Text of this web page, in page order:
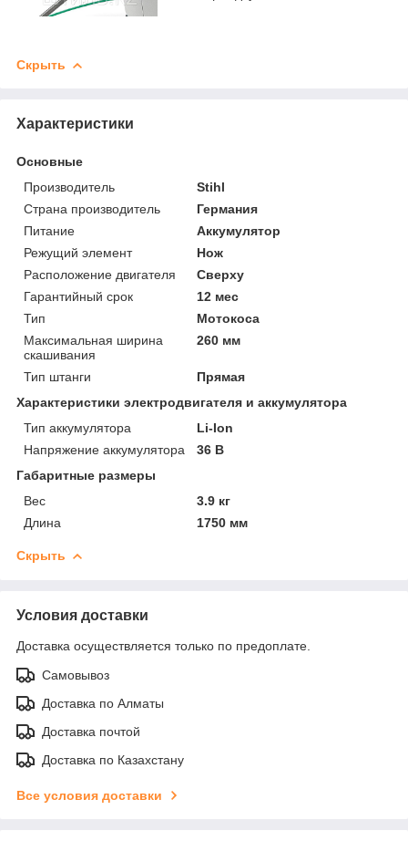
Скрыть
Характеристики
Основные
Производитель
Stihl
Страна производитель
Германия
Питание
Аккумулятор
Режущий элемент
Нож
Расположение двигателя
Сверху
Гарантийный срок
12 мес
Тип
Мотокоса
Максимальная ширина
скашивания
260 мм
Тип штанги
Прямая
Характеристики электродвигателя и аккумулятора
Тип аккумулятора
Li-Ion
Напряжение аккумулятора
36 В
Габаритные размеры
Вес
3.9 кг
Длина
1750 мм
Скрыть
Условия доставки
Доставка осуществляется только по предоплате.
Самовывоз
Доставка по Алматы
Доставка почтой
Доставка по Казахстану
Все условия доставки